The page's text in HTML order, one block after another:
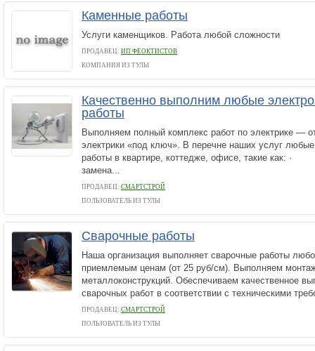
Каменные работы
Услуги каменщиков. Работа любой сложности
ПРОДАВЕЦ: ИП ФЕОКТИСТОВ
КОМПАНИЯ ИЗ ТУЛЫ
Качественно выполним любые
работы
Выполняем полный комплекс работ по электрике —
электрики «под ключ». В перечне наших услуг
работы в квартире, коттедже, офисе, такие как: ·
замена...
ПРОДАВЕЦ: СМАРТСТРОЙ
ПОЛЬЗОВАТЕЛЬ ИЗ ТУЛЫ
Сварочные работы
Наша организация выполняет сварочные работы
приемлемым ценам (от 25 руб/см). Выполняем
металлоконструкций. Обеспечиваем качественное
сварочных работ в соответствии с техническими
ПРОДАВЕЦ: СМАРТСТРОЙ
ПОЛЬЗОВАТЕЛЬ ИЗ ТУЛЫ